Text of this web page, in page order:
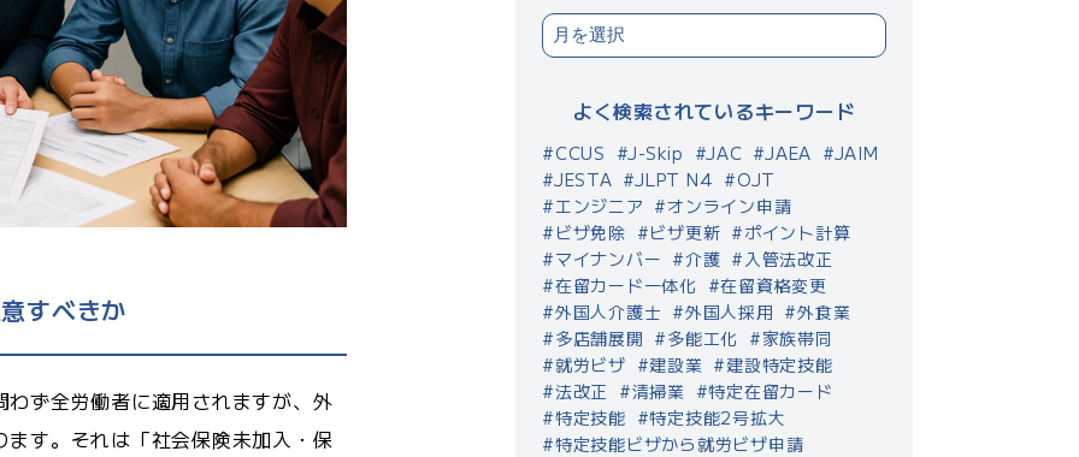
すべきか
ず全労働者に適用されますが、外
す。それは「社会保険未加入・保
よく検索されているキーワード
CCUS J-Skip JAC JAEA
JAIM
JESTA
JLPT N4
OJT
エンジニア
オンライン申請
ビザ免除
ビザ更新
ポイント計算
マイナンバー
介護
入管法改正
在留カード一体化
在留資格変更
外国人介護士
外国人採用
外食業
多店舗展開
多能工化
家族帯同
就労ビザ
建設業
建設特定技能
法改正
清掃業
特定在留カード
特定技能
特定技能2号拡大
特定技能ビザから就労ビザ申請